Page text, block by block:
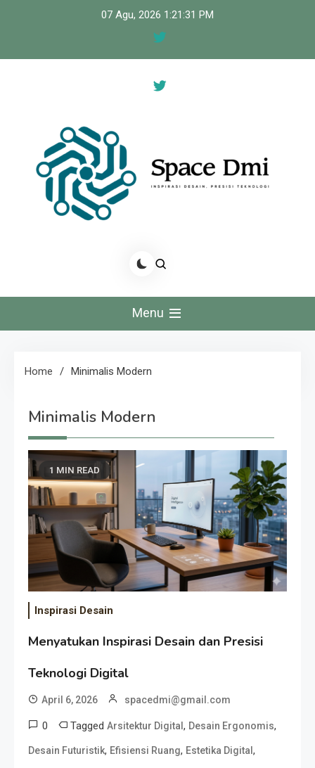
07 Agu, 2026 1:21:31 PM
Space Dmi
Menu
Home Minimalis Modern
Minimalis Modern
1 MIN READ
Inspirasi Desain
Menyatukan Inspirasi Desain dan Presisi
Teknologi Digital
April 6, 2026 spacedmi@gmail.com
0 Tagged Arsitektur Digital , Desain Ergonomis,
Desain Futuristik, Efisiensi Ruang, Estetika Digital ,